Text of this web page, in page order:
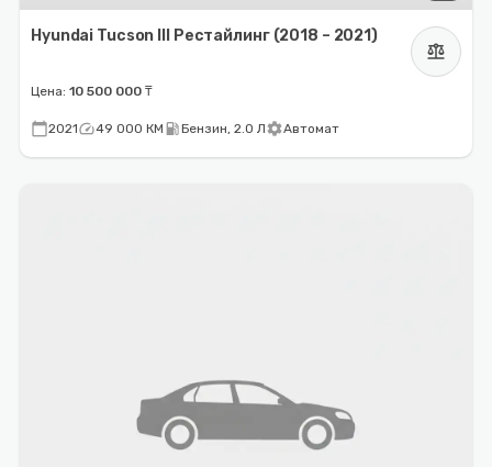
Hyundai Tucson III Рестайлинг (2018 – 2021)
balance
Цена: 10 500 000 ₸
calendar_today2021speed49 000 КМ local_gas_stationБензин, 2.0 ЛsettingsАвтомат